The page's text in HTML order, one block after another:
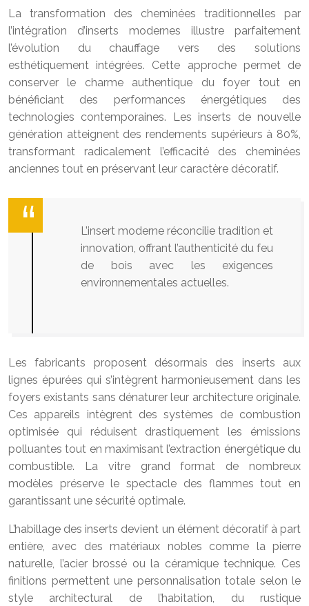
La transformation des cheminées traditionnelles par
l’intégration d’inserts modernes illustre parfaitement
l’évolution du chauffage vers des solutions
esthétiquement intégrées. Cette approche permet de
conserver le charme authentique du foyer tout en
bénéficiant des performances énergétiques des
technologies contemporaines. Les inserts de nouvelle
génération atteignent des rendements supérieurs à 80%,
transformant radicalement l’efficacité des cheminées
anciennes tout en préservant leur caractère décoratif.
L’insert moderne réconcilie tradition et
innovation, offrant l’authenticité du feu
de bois avec les exigences
environnementales actuelles.
Les fabricants proposent désormais des inserts aux
lignes épurées qui s’intègrent harmonieusement dans les
foyers existants sans dénaturer leur architecture originale.
Ces appareils intègrent des systèmes de combustion
optimisée qui réduisent drastiquement les émissions
polluantes tout en maximisant l’extraction énergétique du
combustible. La vitre grand format de nombreux
modèles préserve le spectacle des flammes tout en
garantissant une sécurité optimale.
L’habillage des inserts devient un élément décoratif à part
entière, avec des matériaux nobles comme la pierre
naturelle, l’acier brossé ou la céramique technique. Ces
finitions permettent une personnalisation totale selon le
style architectural de l’habitation, du rustique